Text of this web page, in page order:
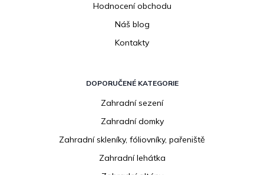
Hodnocení obchodu
Náš blog
Kontakty
DOPORUČENÉ KATEGORIE
Zahradní sezení
Zahradní domky
Zahradní skleníky, fóliovníky, pařeniště
Zahradní lehátka